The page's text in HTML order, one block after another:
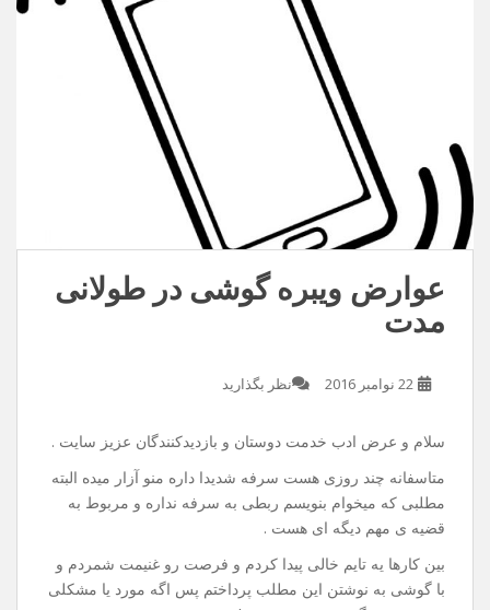
Alternate DNS server as: 8.8.4.4
عوارض ویبره گوشی در طولانی
مدت
سلام و عرض ادب خدمت دوستان و بازدیدکنندگان عزیز سایت .